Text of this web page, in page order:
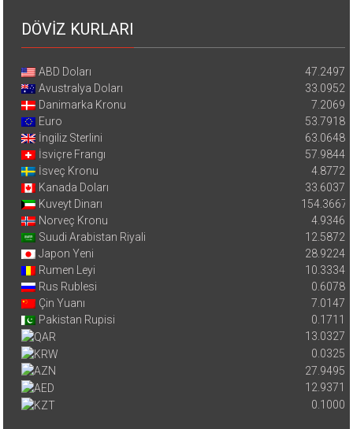
DÖVİZ KURLARI
ABD Doları
47.2497
Avustralya Doları
33.0952
Danimarka Kronu
7.2069
Euro
53.7918
İngiliz Sterlini
63.0648
İsviçre Frangı
57.9844
İsveç Kronu
4.8772
Kanada Doları
33.6037
Kuveyt Dinarı
154.3667
Norveç Kronu
4.9346
Suudi Arabistan Riyali
12.5872
Japon Yeni
28.9224
Rumen Leyi
10.3334
Rus Rublesi
0.6078
Çin Yuanı
7.0147
Pakistan Rupisi
0.1711
13.0327
0.0325
27.9495
12.9371
0.1000